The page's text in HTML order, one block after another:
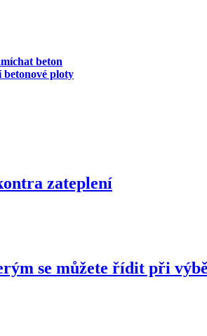
beton
ploty
zateplení
se můžete řídit při